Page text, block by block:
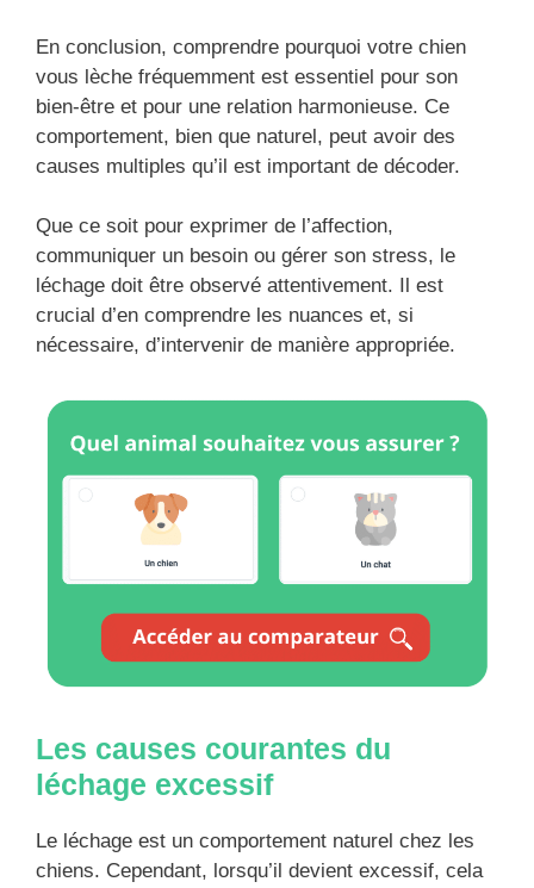
En conclusion, comprendre pourquoi votre chien
vous lèche fréquemment est essentiel pour son
bien-être et pour une relation harmonieuse. Ce
comportement, bien que naturel, peut avoir des
causes multiples qu’il est important de décoder.
Que ce soit pour exprimer de l’affection,
communiquer un besoin ou gérer son stress, le
léchage doit être observé attentivement. Il est
crucial d’en comprendre les nuances et, si
nécessaire, d’intervenir de manière appropriée.
Les causes courantes du
léchage excessif
Le léchage est un comportement naturel chez les
chiens. Cependant, lorsqu’il devient excessif, cela